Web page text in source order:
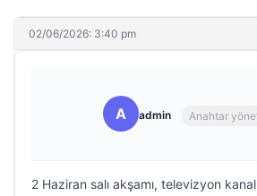
02/06/2026: 3:40 pm
A admin Anahtar
2 Haziran salı akşamı, televizyon